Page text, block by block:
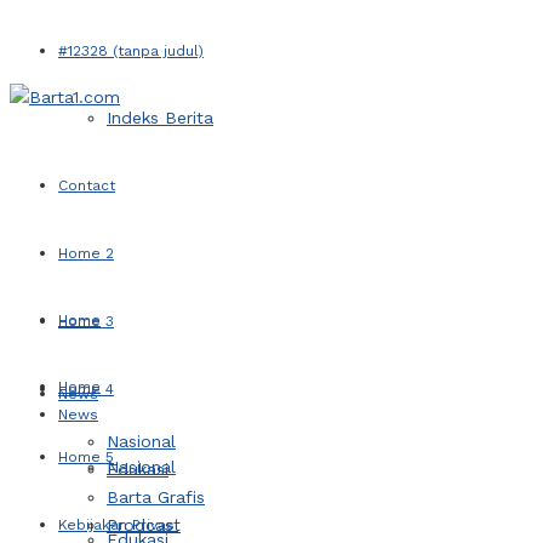
#12328 (tanpa judul)
Indeks Berita
Contact
Home 2
Home 3
Home 4
Home 5
Kebijakan Privasi
Home
News
Nasional
Home
News
Nasional
Edukasi
Barta Grafis
Prodcast